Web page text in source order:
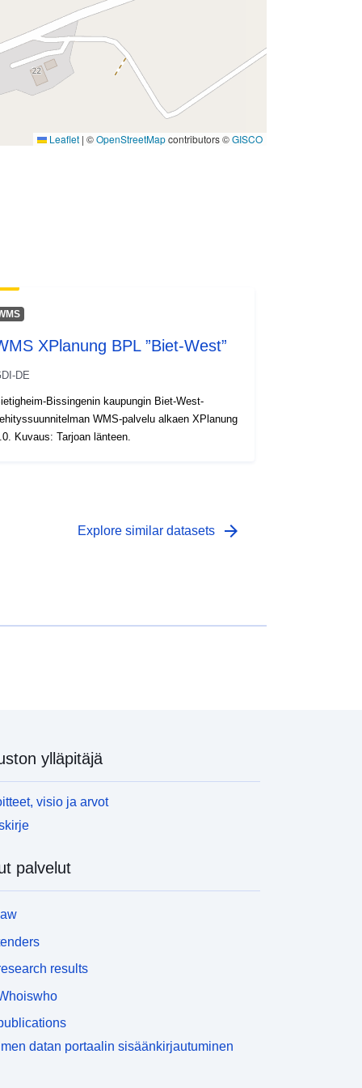
Leaflet | ©OpenStreetMapcontributors ©GISCO
XPlanung BPL ”Biet-West”
DE
Bissingenin kaupungin Biet-West-
WMS-palvelu alkaen XPlanung
Kuvaus: Tarjoan länteen.
Explore similar datasets arrow_forward
ylläpitäjä
visio ja arvot
palvelut
results
datan portaalin sisäänkirjautuminen